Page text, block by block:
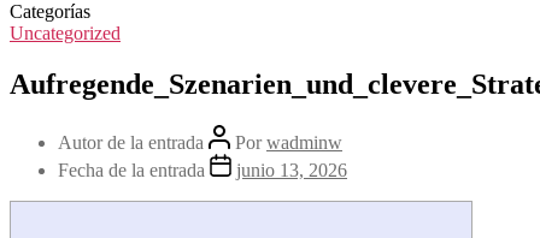
Categorías
Uncategorized
Autor de la entrada Porwadminw
Fecha de la entrada
junio 13, 2026